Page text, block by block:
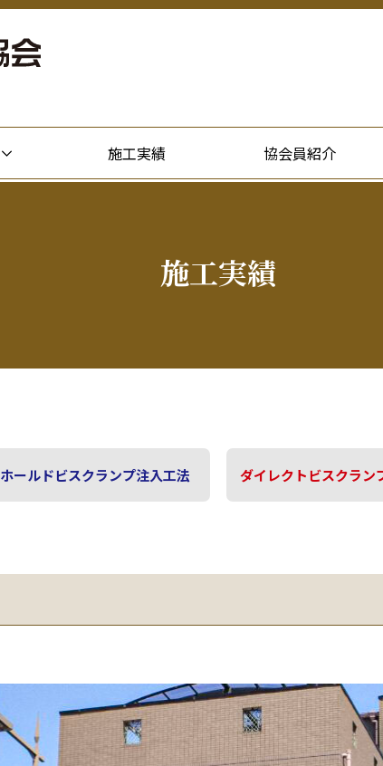
施工実績 協会員紹介
施工実績
ホールドビスクランプ注入工法 ダイレクトビスクラン